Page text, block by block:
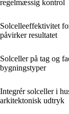
regelmæssig kontrol
Solcelleeffektivitet
påvirker resultatet
Solceller på tag og
bygningstyper
Integrér solceller i
arkitektonisk udtryk